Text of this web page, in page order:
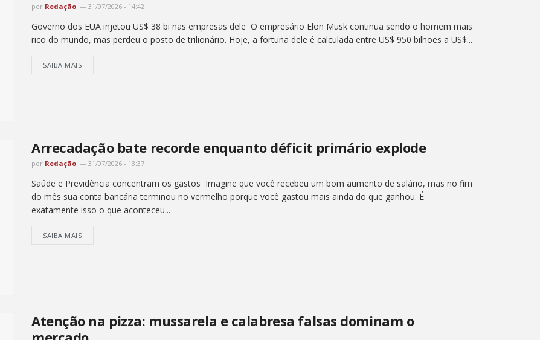
por Redação 31/07/2026 - 14:42
Governo dos EUA injetou US$ 38 bi nas empresas dele O empresário Elon Musk continua sendo o homem mais
rico do mundo, mas perdeu o posto de trilionário. Hoje, a fortuna dele é calculada entre US$ 950 bilhões a US$...
SAIBA MAIS
Arrecadação bate recorde enquanto déficit primário explode
por Redação 31/07/2026 - 13:37
Saúde e Previdência concentram os gastos Imagine que você recebeu um bom aumento de salário, mas no fim
do mês sua conta bancária terminou no vermelho porque você gastou mais ainda do que ganhou. É
exatamente isso o que aconteceu...
SAIBA MAIS
Atenção na pizza: mussarela e calabresa falsas dominam o